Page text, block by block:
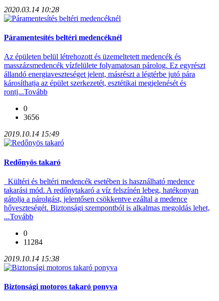
2020.03.14 10:28
Páramentesítés beltéri medencéknél
Az épületen belül létrehozott és üzemeltetett medencék és
masszázsmedencék vízfelülete folyamatosan párolog. Ez egyrészt
állandó energiaveszteséget jelent, másrészt a légtérbe jutó pára
károsíthatja az épület szerkezetét, esztétikai megjelenését és
rontj...Tovább
0
3656
2019.10.14 15:49
Redőnyös takaró
Kültéri és beltéri medencék esetében is használható medence
takarási mód. A redőnytakaró a víz felszínén lebeg, hatékonyan
gátolja a párolgást, jelentősen csökkentve ezáltal a medence
hőveszteségét. Biztonsági szempontból is alkalmas megoldás lehet,
...Tovább
0
11284
2019.10.14 15:38
Biztonsági motoros takaró ponyva